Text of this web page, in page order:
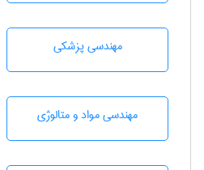
مهندسی پزشکی
مهندسی مواد و متالوژی